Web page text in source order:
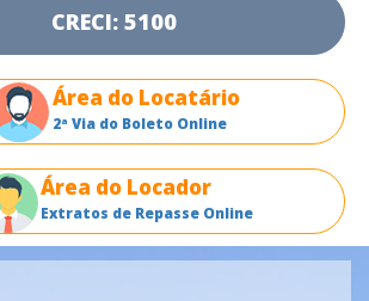
CRECI: 5100
Área do Locatário
2ª Via do Boleto Online
Área do Locador
Extratos de Repasse Online